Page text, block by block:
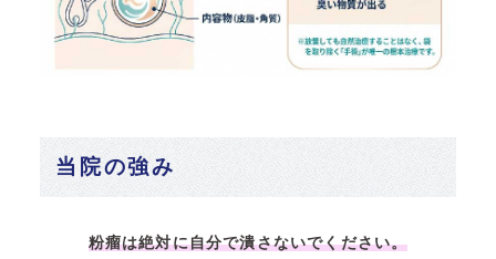
当院の強み
粉瘤は絶対に自分で潰さないでください。